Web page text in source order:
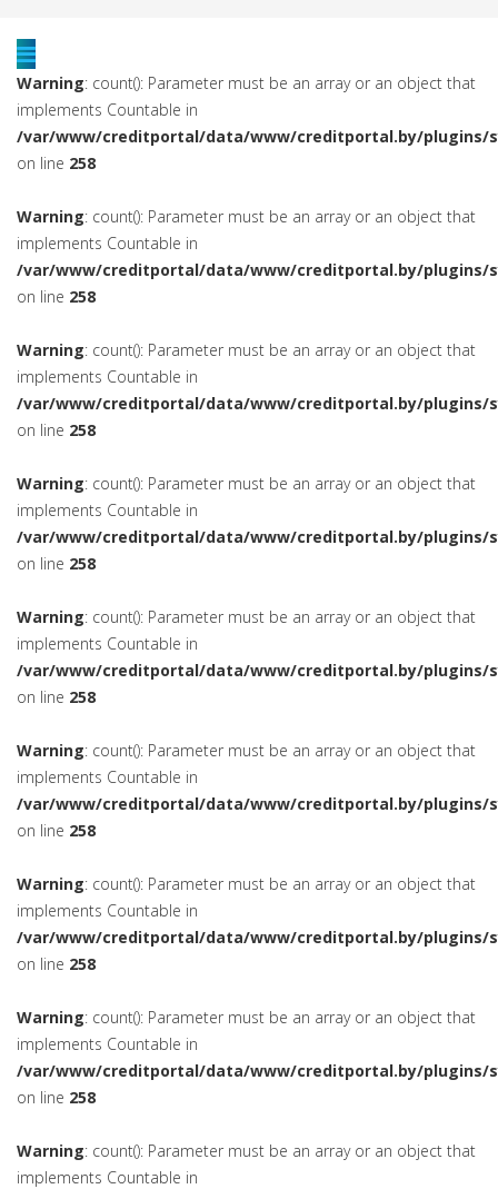
Warning: count(): Parameter must be an array or an object that
implements Countable in
/var/www/creditportal/data/www/creditportal.by/plugins/
on line 258
Warning: count(): Parameter must be an array or an object that
implements Countable in
/var/www/creditportal/data/www/creditportal.by/plugins/
on line 258
Warning: count(): Parameter must be an array or an object that
implements Countable in
/var/www/creditportal/data/www/creditportal.by/plugins/
on line 258
Warning: count(): Parameter must be an array or an object that
implements Countable in
/var/www/creditportal/data/www/creditportal.by/plugins/
on line 258
Warning: count(): Parameter must be an array or an object that
implements Countable in
/var/www/creditportal/data/www/creditportal.by/plugins/
on line 258
Warning: count(): Parameter must be an array or an object that
implements Countable in
/var/www/creditportal/data/www/creditportal.by/plugins/
on line 258
Warning: count(): Parameter must be an array or an object that
implements Countable in
/var/www/creditportal/data/www/creditportal.by/plugins/
on line 258
Warning: count(): Parameter must be an array or an object that
implements Countable in
/var/www/creditportal/data/www/creditportal.by/plugins/
on line 258
Warning: count(): Parameter must be an array or an object that
implements Countable in